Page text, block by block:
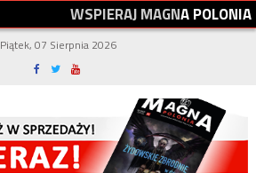
WSPIERAJMAGNAPOLONIA
Piątek, 07 Sierpnia 2026